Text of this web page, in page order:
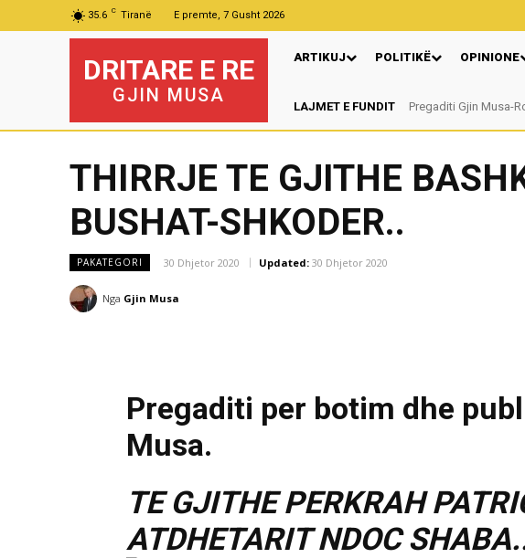
35.6 C Tiranë E premte, 7 Gusht 2026
DRITARE E RE
GJIN MUSA
ARTIKUJ POLITIKË OPINIONE
LAJMET E FUNDIT Pregaditi Gjin Musa-
Nga: Ndue Dedaj
THIRRJE TE GJITHE
BUSHAT-SHKODER..
PAKATEGORI 30 Dhjetor 2020 Updated: 30 Dhjetor 2020
Nga Gjin Musa
Pregaditi per botim dhe
Musa.
TE GJITHE PERKRAH
ATDHETARIT NDOC